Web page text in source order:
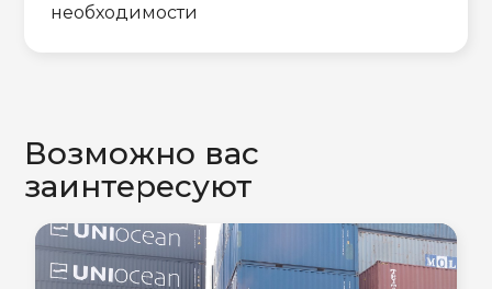
необходимости
Возможно вас
заинтересуют